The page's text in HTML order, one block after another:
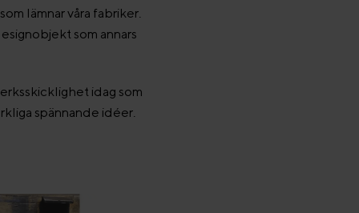
lämnar våra fabriker.
som annars
idag som
spännande idéer.